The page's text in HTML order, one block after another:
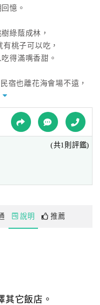
憶。
綠蔭成林，
桃子可以吃，
得滿嘴香甜。
宿也離花海會場不遠，
們也有步道可通往山
(共1則評鑑)
說明 推薦
其它飯店。